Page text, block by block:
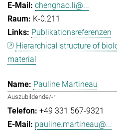
chenghao.li@...
K-0.211
Publikationsreferenzen
Hierarchical structure of
material
Pauline Martineau
Auszubildende/-r
+49 331 567-9321
pauline.martineau@...